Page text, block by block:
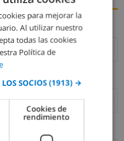
ENGLISH
DUTCH
FRENCH
GERMAN
CATALAN
ITALIAN
DANISH
para mejorar la
Al utilizar nuestro
todas las cookies
Política de
SOCIOS (1913) →
Cookies de
rendimiento